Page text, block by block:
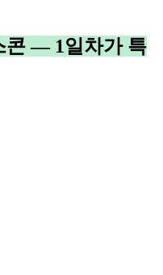
콘 — 1일차가 특